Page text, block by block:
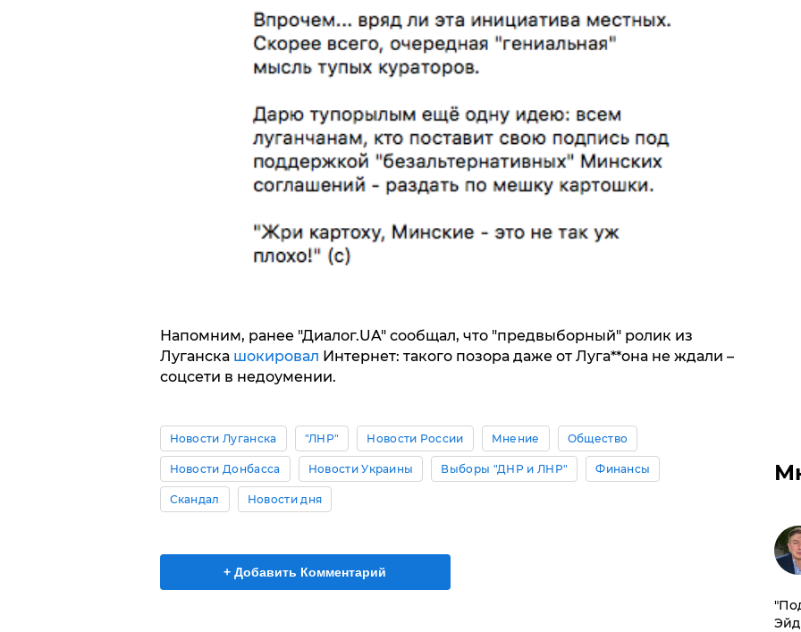
Напомним, ранее "Диалог.UA" сообщал, что "предвыборный" ролик из
Луганска шокировал Интернет: такого позора даже от Луга**она не ждали –
соцсети в недоумении.
Новости Луганска "ЛНР" Новости России Мнение Общество
Новости Донбасса Новости Украины Выборы "ДНР и ЛНР" Финансы
Скандал Новости дня
+ Добавить Комментарий